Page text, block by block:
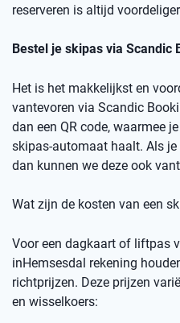
reserveren is altijd
Bestel je skipas via Scandic
Het is het makkelijkst en
vantevoren via Scandic
dan een QR code, waarmee
skipas-automaat haalt. Als
dan kunnen we deze ook
Wat zijn de kosten van een
Voor een dagkaart of liftpas
inHemsesdal rekening
richtprijzen. Deze prijzen
en wisselkoers: